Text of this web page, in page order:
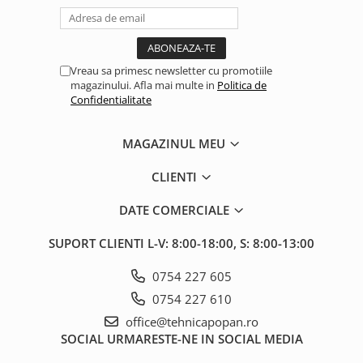
2.2.1. Administrare Dejectii
2.2.2. Administrare gunoi grajd
2.3. Erbicidare & Irigare
2.4. Utilaje de recoltare
2.4.3. Prese de Balotat
2.4.4. Combine
Vreau sa primesc newsletter cu promotiile
magazinului. Afla mai multe in Politica de
Confidentialitate
MAGAZINUL MEU
CLIENTI
DATE COMERCIALE
SUPORT CLIENTI L-V: 8:00-18:00, S: 8:00-13:00
0754 227 605
0754 227 610
office@tehnicapopan.ro
SOCIAL URMARESTE-NE IN SOCIAL MEDIA